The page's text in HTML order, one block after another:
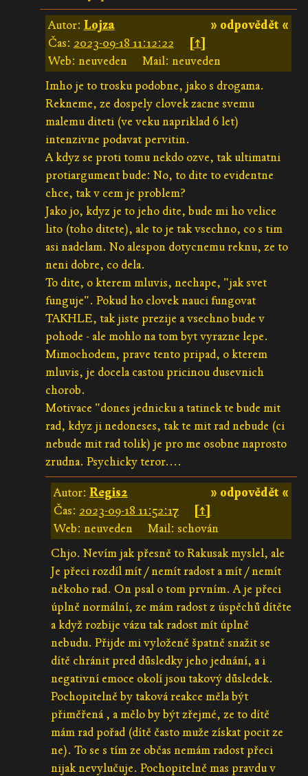
» odpovědět «
Autor: Lojza
Čas: 2023-09-18 11:12:22
[↑]
Web: neuveden
Mail: neuveden
Imho je to trosku podobne, jako s drogama.
Rekneme, ze dospely clovek zacne svemu
malemu diteti (ve veku napriklad 6 let)
intenzivne podavat pervitin.
A kdyz se proti tomu nekdo ozve, tak ultimatni
protiargument bude: No, to dite to evidentne
chce, tak v cem je problem?
Jako jo, kdyz je to jeho dite, bude mi ho velice
lito (toho ditete), ale to je tak vsechno, co s tim
asi nadelam. No alespon dotycnemu reknu, ze to
neni dobre, co dela.
To dite, o kterem mluvis, nechape, "jak svet
funguje". Pokud ho clovek nauci fungovat
TAKHLE, tak jiste prezije a vsechno bude v
pohode - ale mohlo na tom byt vyrazne lepe.
Mimochodem, prave tento pripad, o kterem
mluvis, je docela castou pricinou dusevnich
chorob.
Motivace "dones jednicku a tatinek te bude mit
rad, kdyz ji nedoneses, tak te mit rad nebude (ci
nebude mit rad tolik) je pro me osobne naprosto
zrudna. Psychicky teror....
» odpovědět «
Autor: Regis2
Čas: 2023-09-18 11:52:17
[↑]
Web: neuveden
Mail: schován
Chjo. Nevím jak přesně to Rakusak myslel, ale
Je přeci rozdíl mít / nemít radost a mít / nemít
někoho rad. On psal o tom prvním. A je přeci
úplně normální, ze mám radost z úspěchů dítěte
a když rozbije vázu tak radost mít úplně
nebudu. Přijde mi vyloženě špatně snažit se
dítě chránit pred důsledky jeho jednání, a i
negativní emoce okolí jsou takový důsledek.
Pochopitelně by taková reakce měla být
přiměřená , a mělo by být zřejmé, ze to dítě
mám rad pořad (dítě často muže získat pocit ze
ne). To se s tím ze občas nemám radost přeci
nijak nevylučuje. Pochopitelně mas pravdu v